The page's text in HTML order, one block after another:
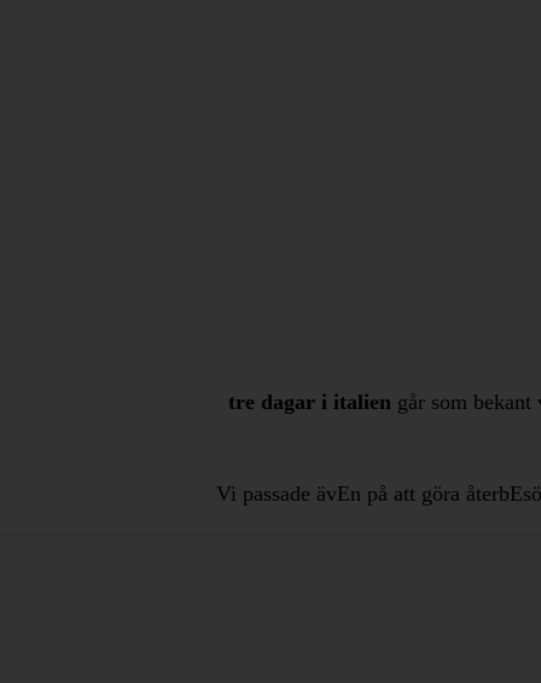
tre dagar i italien går som
Vi passade ävEn på att göra